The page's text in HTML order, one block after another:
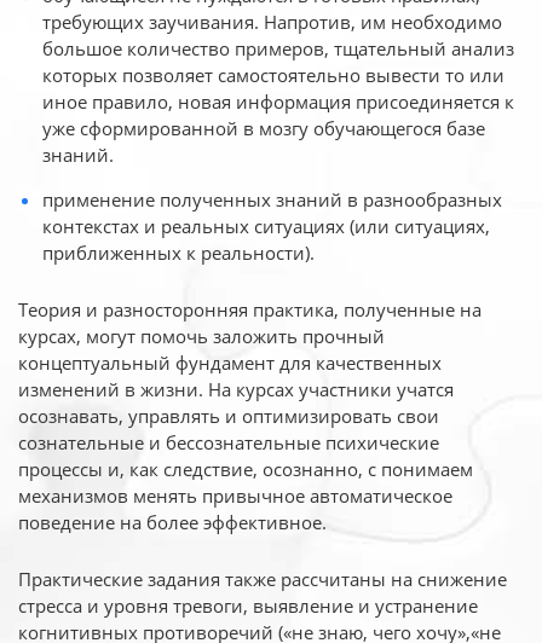
требующих заучивания. Напротив, им необходимо
большое количество примеров, тщательный анализ
которых позволяет самостоятельно вывести то или
иное правило, новая информация присоединяется к
уже сформированной в мозгу обучающегося базе
знаний.
применение полученных знаний в разнообразных
контекстах и реальных ситуациях (или ситуациях,
приближенных к реальности).
Теория и разносторонняя практика, полученные на
курсах, могут помочь заложить прочный
концептуальный фундамент для качественных
изменений в жизни. На курсах участники учатся
осознавать, управлять и оптимизировать свои
сознательные и бессознательные психические
процессы и, как следствие, осознанно, с понимаем
механизмов менять привычное автоматическое
поведение на более эффективное.
Практические задания также рассчитаны на снижение
стресса и уровня тревоги, выявление и устранение
когнитивных противоречий («не знаю, чего хочу»,«не